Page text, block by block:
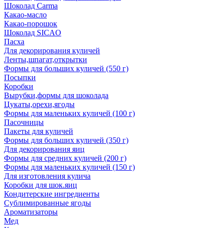
Шоколад Carma
Какао-масло
Какао-порошок
Шоколад SICAO
Пасха
Для декорирования куличей
Ленты,шпагат,открытки
Формы для больших куличей (550 г)
Посыпки
Коробки
Вырубки,формы для шоколада
Цукаты,орехи,ягоды
Формы для маленьких куличей (100 г)
Пасочницы
Пакеты для куличей
Формы для больших куличей (350 г)
Для декорирования яиц
Формы для средних куличей (200 г)
Формы для маленьких куличей (150 г)
Для изготовления кулича
Коробки для шок.яиц
Кондитерские ингредиенты
Сублимированные ягоды
Ароматизаторы
Мед